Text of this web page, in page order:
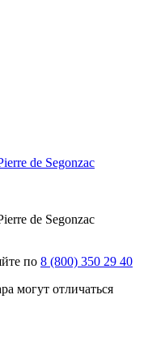
de Segonzac
de Segonzac
по 8 (800) 350 29 40
могут отличаться